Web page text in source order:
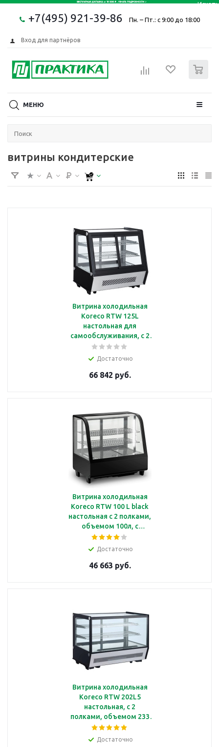
+7(495) 921-39-86 Пн. – Пт.: с 9:00 до 18:00
Вход для партнёров
МЕНЮ
витрины кондитерские
Витрина холодильная
Koreco RTW 125L
настольная для
самообслуживания, с 2
полками, объемом 125
Достаточно
66 842 руб.
Витрина холодильная
Koreco RTW 100 L black
настольная с 2 полками,
объемом 100л, с
подсветкой, корпус из
черного пластика
Достаточно
46 663 руб.
Витрина холодильная
Koreco RTW 202L5
настольная, с 2
полками, объемом 233
л, с подсветкой
Достаточно